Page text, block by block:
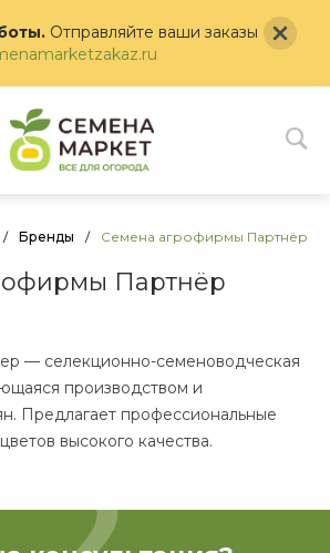
Отправляйте ваши заказы
/ Бренды / Семена агрофирмы Партнёр
Партнёр
— селекционно-семеноводческая
производством и
Предлагает профессиональные
высокого качества.